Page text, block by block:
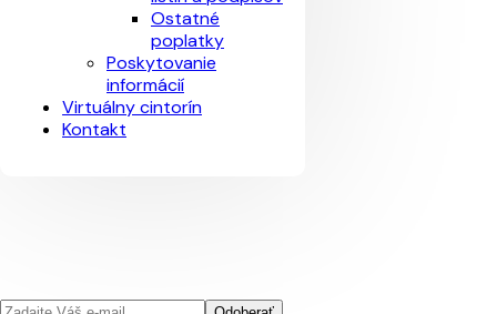
Ostatné
poplatky
Poskytovanie
informácií
Virtuálny cintorín
Kontakt